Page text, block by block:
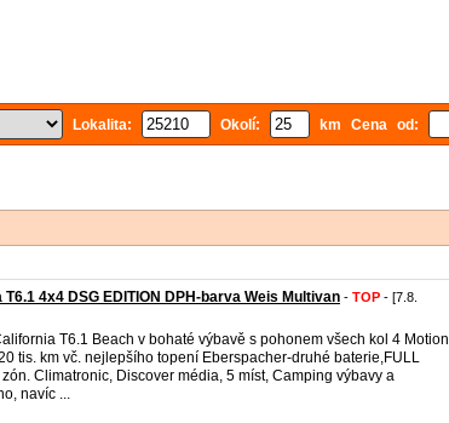
Lokalita: Okolí: km Cena od:
T6.1 4x4 DSG EDITION DPH-barva Weis Multivan - TOP - [7.8.
T6.1 Beach v bohaté výbavě s pohonem všech kol 4 Motion
tis. km vč. nejlepšího topení Eberspacher-druhé baterie,FULL
zón. Climatronic, Discover média, 5 míst, Camping výbavy a
navíc ...